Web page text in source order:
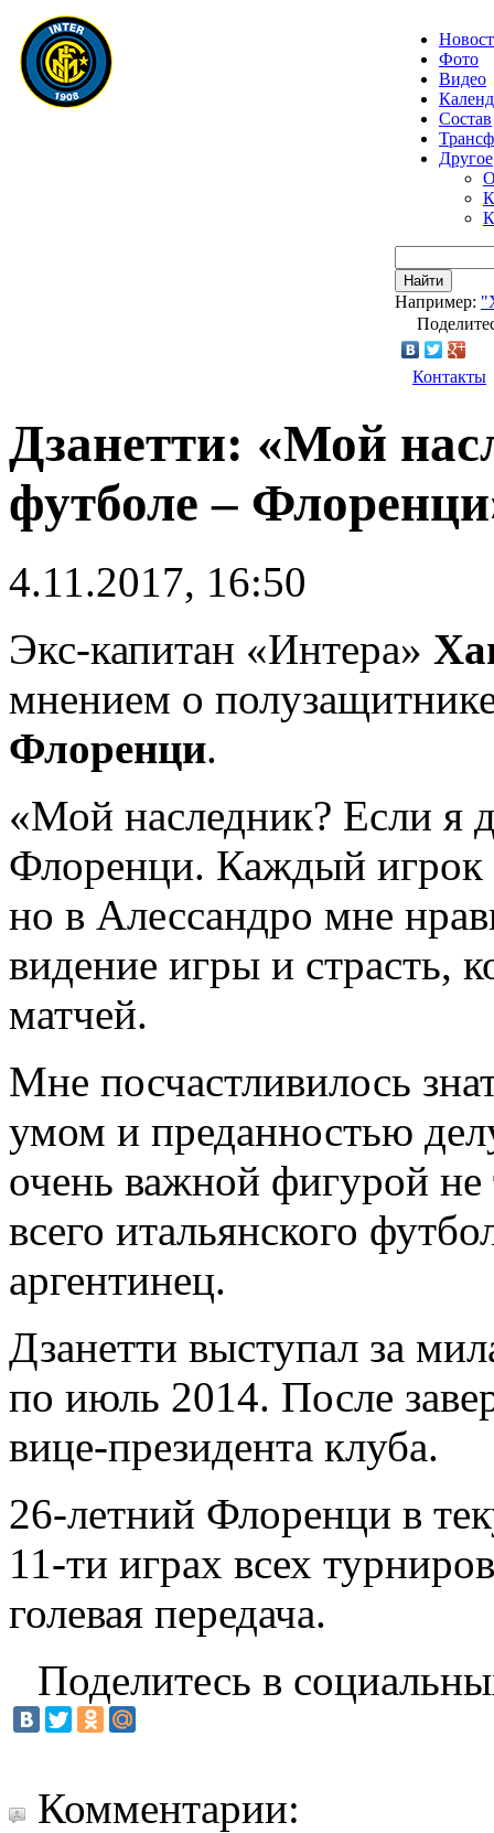
Фото
Видео
Состав
Другое
Найти
Например:
Контакты
Дзанетти: «Мой
футболе –
4.11.2017, 16:50
Экс-капитан «Интера»
мнением о
Флоренци.
«Мой наследник? Если я
Флоренци. Каждый игрок
но в Алессандро мне
видение игры и страсть,
матчей.
Мне посчастливилось
умом и преданностью
очень важной фигурой
всего итальянского
аргентинец.
Дзанетти выступал за
по июль 2014. После
вице-президента клуба.
26-летний Флоренци в
11-ти играх всех
голевая передача.
Поделитесь в
Комментарии: